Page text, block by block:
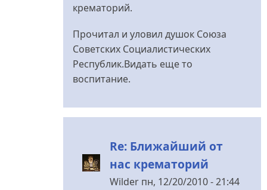
нас
крематорий
від
nydles
крематорий.
Прочитал и уловил душок Союза
Советских Социалистических
Республик.Видать еще то
воспитание.
Re: Ближайший от
нас крематорий
Wilderпн, 12/20/2010 - 21:44